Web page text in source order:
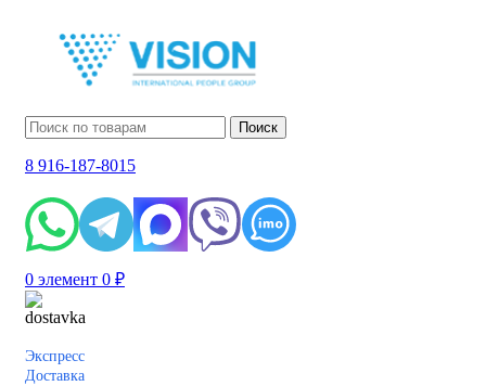
Поиск
8 916-187-8015
0 элемент 0 ₽
Экспресс
Доставка